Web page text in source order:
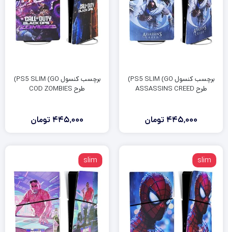
برچسب کنسول PS5 SLIM (GO)
طرح ASSASSINS CREED
445,000 تومان
برچسب کنسول PS5 SLIM (GO)
طرح COD ZOMBIES
445,000 تومان
slim
slim